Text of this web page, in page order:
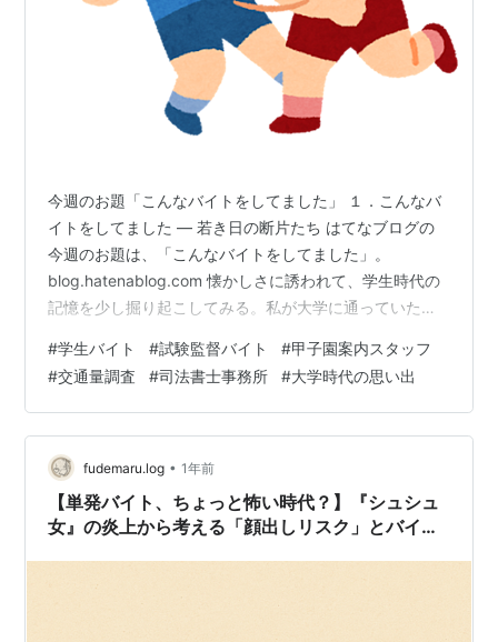
今週のお題「こんなバイトをしてました」 １．こんなバ
イトをしてました — 若き日の断片たち はてなブログの
今週のお題は、「こんなバイトをしてました」。
blog.hatenablog.com 懐かしさに誘われて、学生時代の
記憶を少し掘り起こしてみる。私が大学に通っていた当
代。アルバイトを探すのも「フロムA」などの求人誌や、
大学構内の掲示板が主な情報源だった。特に後者の場
合、履歴書が不要なので、よく休み時間にチェックした
もの。紙のチラシを手に、電話ボックスから問い合わせ
をしていたあの頃が、今となっては妙に愛おしい。そん
な時代に、私は４年間でいくつ…
#学生バイト #試験監督バイト #甲子園案内スタッフ
#交通量調査 #司法書士事務所 #大学時代の思い出
fudemaru.log • 1年前
【単発バイト、ちょっと怖い時代？】『シュシュ
女』の炎上から考える「顔出しリスク」とバイト